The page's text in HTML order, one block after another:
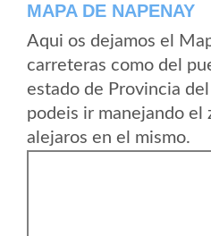
MAPA DE NAPENAY
Aqui os dejamos el
carreteras como del
estado de Provincia
podeis ir manejando el
alejaros en el mismo.